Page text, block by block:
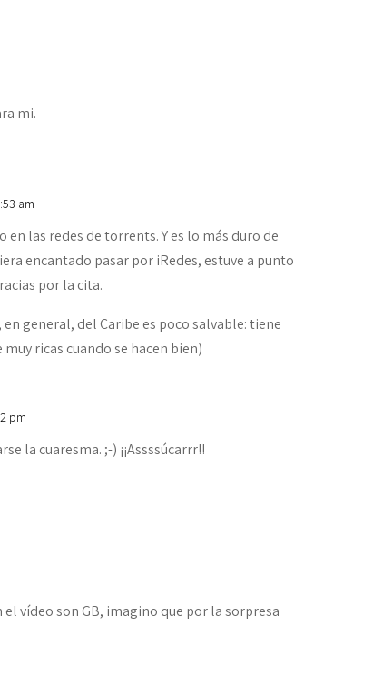
mi.
am
las redes de torrents. Y es lo más duro de
encantado pasar por iRedes, estuve a punto
por la cita.
general, del Caribe es poco salvable: tiene
ricas cuando se hacen bien)
pm
la cuaresma. ;-) ¡¡Assssúcarrr!!
vídeo son GB, imagino que por la sorpresa